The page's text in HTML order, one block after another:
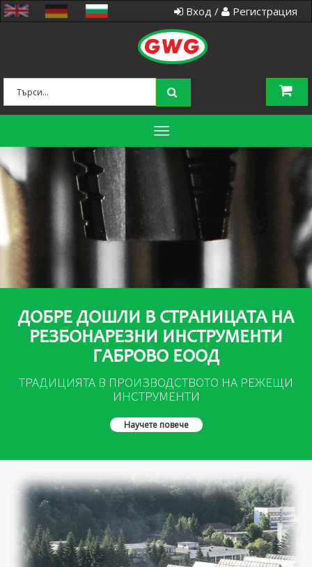
Вход / Регистрация
navigation
ДОБРЕ ДОШЛИ В СТРАНИЦАТА НА
РЕЗБОНАРЕЗНИ ИНСТРУМЕНТИ
ГАБРОВО ЕООД
ТРАДИЦИЯТА В ПРОИЗВОДСТВОТО НА РЕЖЕЩИ
ИНСТРУМЕНТИ
Научете повече